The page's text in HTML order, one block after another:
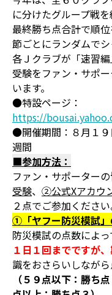
に分けたグループ戦
最終勝ち点合計で順
節ごとにランダムで
各Ｊクラブが「速習
受験をファン・サポ
います。
●特設ページ：
https://
●開催期間：８月１
週間
■参加方法：
ファン・サポーターの
受験、 ②公式Xアカウ
２点でご参加ください
①「ヤフー防災模試
防災模試の点数によ
１日１回までですが
識をおさらいしなが
（５９点以下：勝ち